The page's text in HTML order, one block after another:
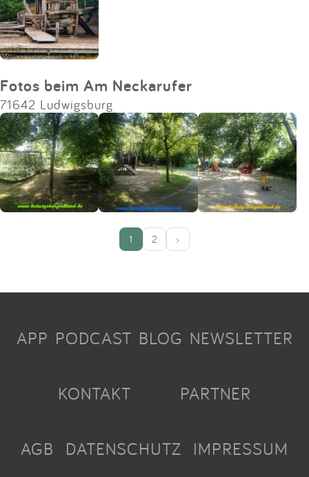
Fotos beim Am Neckarufer
71642 Ludwigsburg
1 2 ›
APP PODCAST BLOG NEWSLETTER
KONTAKT PARTNER
AGB DATENSCHUTZ IMPRESSUM